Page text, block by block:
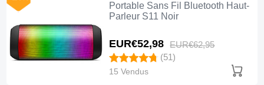
Portable Sans Fil Bluetooth Haut-
Parleur S11 Noir
EUR€52,98 EUR€62,95
(51)
15 Vendus